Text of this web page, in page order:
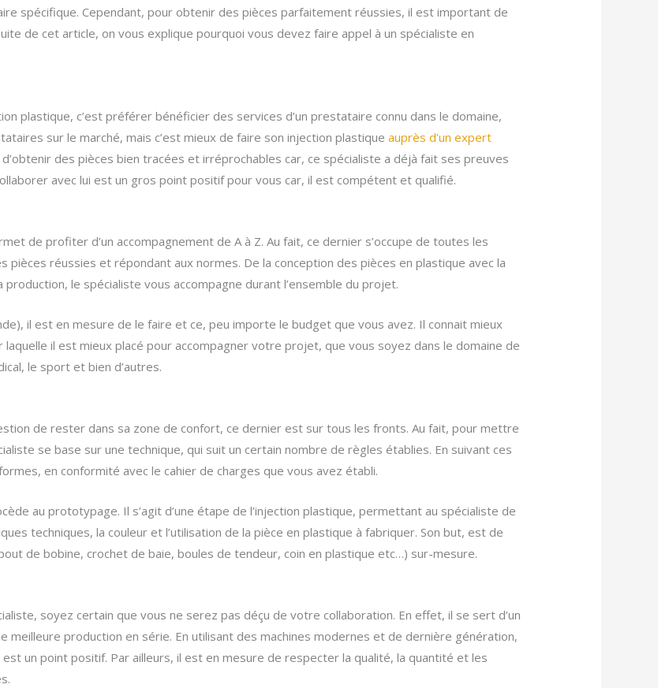
spécifique. Cependant, pour obtenir des pièces parfaitement réussies, il est important de
de cet article, on vous explique pourquoi vous devez faire appel à un spécialiste en
plastique, c’est préférer bénéficier des services d’un prestataire connu dans le domaine,
sur le marché, mais c’est mieux de faire son injection plastiqueauprès d’un expert
des pièces bien tracées et irréprochables car, ce spécialiste a déjà fait ses preuves
avec lui est un gros point positif pour vous car, il est compétent et qualifié.
de profiter d’un accompagnement de A à Z. Au fait, ce dernier s’occupe de toutes les
pièces réussies et répondant aux normes. De la conception des pièces en plastique avec la
le spécialiste vous accompagne durant l’ensemble du projet.
il est en mesure de le faire et ce, peu importe le budget que vous avez. Il connait mieux
il est mieux placé pour accompagner votre projet, que vous soyez dans le domaine de
le sport et bien d’autres.
de rester dans sa zone de confort, ce dernier est sur tous les fronts. Au fait, pour mettre
se base sur une technique, qui suit un certain nombre de règles établies. En suivant ces
en conformité avec le cahier de charges que vous avez établi.
au prototypage. Il s’agit d’une étape de l’injection plastique, permettant au spécialiste de
techniques, la couleur et l’utilisation de la pièce en plastique à fabriquer. Son but, est de
de bobine, crochet de baie, boules de tendeur, coin en plastique etc…) sur-mesure.
soyez certain que vous ne serez pas déçu de votre collaboration. En effet, il se sert d’un
meilleure production en série. En utilisant des machines modernes et de dernière génération,
un point positif. Par ailleurs, il est en mesure de respecter la qualité, la quantité et les